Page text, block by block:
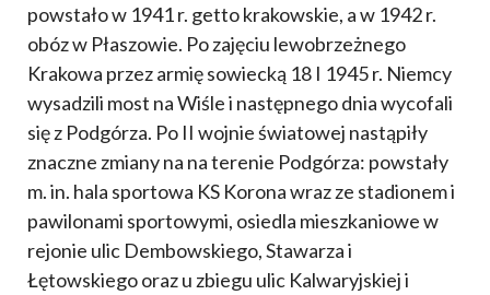
powstało w 1941 r. getto krakowskie, a w 1942 r.
obóz w Płaszowie. Po zajęciu lewobrzeżnego
Krakowa przez armię sowiecką 18 I 1945 r. Niemcy
wysadzili most na Wiśle i następnego dnia wycofali
się z Podgórza. Po II wojnie światowej nastąpiły
znaczne zmiany na na terenie Podgórza: powstały
m. in. hala sportowa KS Korona wraz ze stadionem i
pawilonami sportowymi, osiedla mieszkaniowe w
rejonie ulic Dembowskiego, Stawarza i
Łętowskiego oraz u zbiegu ulic Kalwaryjskiej i